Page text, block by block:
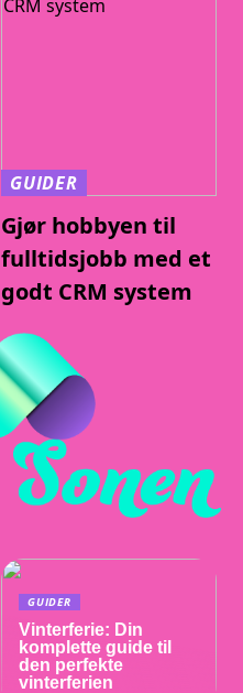
GUIDER
Gjør hobbyen til
fulltidsjobb med et
godt CRM system
GUIDER
Vinterferie: Din
komplette guide til
den perfekte
vinterferien